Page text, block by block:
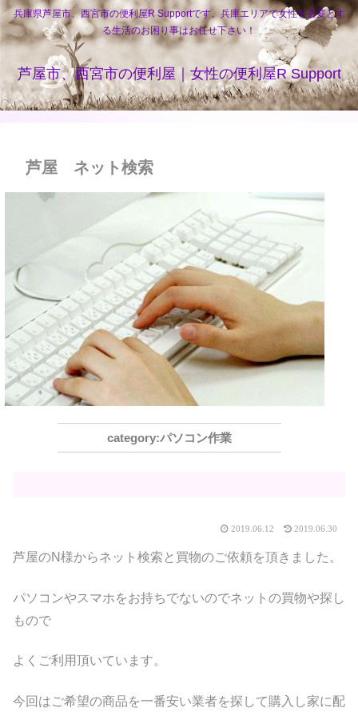
兵庫県芦屋市、西宮市の便利屋R Supportです。兵庫エリアで女性を必要とす
る生活のお困り事はお任せ下さい！
芦屋市、西宮市の便利屋｜女性の便利屋R Support
芦屋 ネット検索
パソコン作業
2019.06.12 2019.06.30
芦屋のN様からネット検索と買物のご依頼を頂きました。
パソコンやスマホをお持ちでないのでネットの買物や探し
もので
よくご利用頂いています。
今回はご希望の商品を一番安い業者を探して購入し家に配